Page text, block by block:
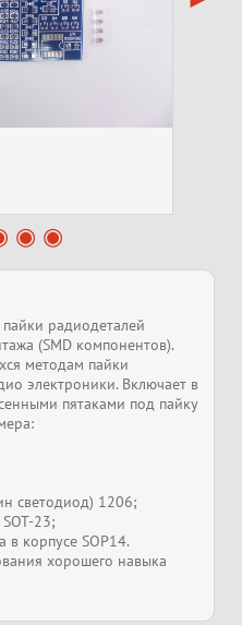
радиодеталей
(SMD компонентов).
методам пайки
электроники. Включает в
пятаками под пайку
светодиод) 1206;
23;
в корпусе SOP14.
хорошего навыка